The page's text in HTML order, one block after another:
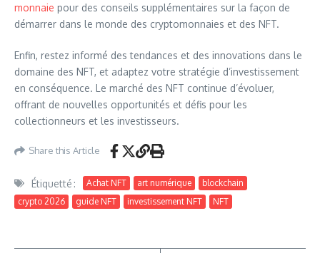
monnaie pour des conseils supplémentaires sur la façon de
démarrer dans le monde des cryptomonnaies et des NFT.
Enfin, restez informé des tendances et des innovations dans le
domaine des NFT, et adaptez votre stratégie d’investissement
en conséquence. Le marché des NFT continue d’évoluer,
offrant de nouvelles opportunités et défis pour les
collectionneurs et les investisseurs.
Share this Article
Étiquetté : Achat NFT art numérique
blockchain
crypto 2026
guide NFT investissement NFT NFT